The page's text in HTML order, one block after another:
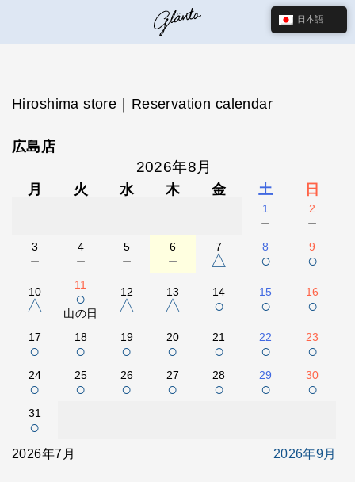
Hiroshima store｜Reservation calendar
広島店
2026年8月
月 火 水 木 金 土 日
1
－
2
－
3
－
4
－
5
－
6
－
7
△
8
○
9
○
10
△
11
○
山の日
12
△
13
△
14
○
15
○
16
○
17
○
18
○
19
○
20
○
21
○
22
○
23
○
24
○
25
○
26
○
27
○
28
○
29
○
30
○
31
○
2026年7月 2026年9月
日本語